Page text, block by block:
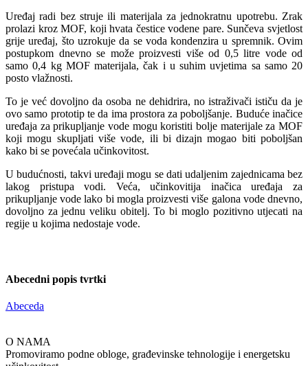
Uređaj radi bez struje ili materijala za jednokratnu upotrebu. Zrak
prolazi kroz MOF, koji hvata čestice vodene pare. Sunčeva svjetlost
grije uređaj, što uzrokuje da se voda kondenzira u spremnik. Ovim
postupkom dnevno se može proizvesti više od 0,5 litre vode od
samo 0,4 kg MOF materijala, čak i u suhim uvjetima sa samo 20
posto vlažnosti.
To je već dovoljno da osoba ne dehidrira, no istraživači ističu da je
ovo samo prototip te da ima prostora za poboljšanje. Buduće inačice
uređaja za prikupljanje vode mogu koristiti bolje materijale za MOF
koji mogu skupljati više vode, ili bi dizajn mogao biti poboljšan
kako bi se povećala učinkovitost.
U budućnosti, takvi uređaji mogu se dati udaljenim zajednicama bez
lakog pristupa vodi. Veća, učinkovitija inačica uređaja za
prikupljanje vode lako bi mogla proizvesti više galona vode dnevno,
dovoljno za jednu veliku obitelj. To bi moglo pozitivno utjecati na
regije u kojima nedostaje vode.
Abecedni popis tvrtki
Abeceda
O NAMA
Promoviramo podne obloge, građevinske tehnologije i energetsku